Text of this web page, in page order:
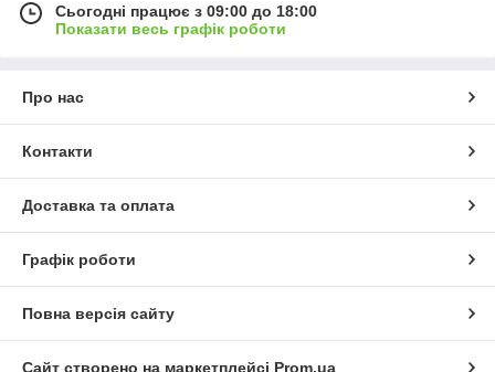
Сьогодні працює з 09:00 до 18:00
Показати весь графік роботи
Про нас
Контакти
Доставка та оплата
Графік роботи
Повна версія сайту
Сайт створено на маркетплейсі Prom.ua